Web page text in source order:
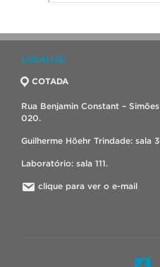
LOCALIZE
COTADA
Rua Benjamin Constant –
020.
Guilherme Höehr Trindade: sala
Laboratório: sala 111.
clique para ver o e-mail